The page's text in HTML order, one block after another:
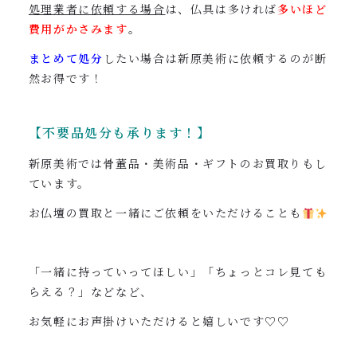
処理業者に依頼する場合は、仏具は多ければ多いほど
費用がかさみます。
まとめて処分 したい場合は新原美術に依頼するのが断
然お得です！
【不要品処分も承ります！】
新原美術では骨董品・美術品・ギフトのお買取りもし
ています。
お仏壇の買取と一緒にご依頼をいただけることも
「一緒に持っていってほしい」「ちょっとコレ見ても
らえる？」などなど、
お気軽にお声掛けいただけると嬉しいです♡♡